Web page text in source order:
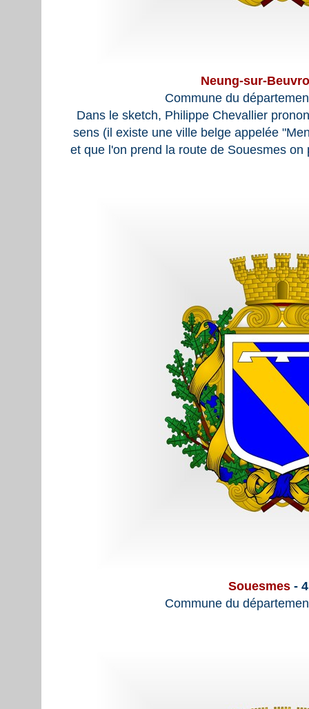
Neung-sur-
Commune du
Dans le sketch, Philippe Chevallier
sens (il existe une ville belge appelée
et que l'on prend la route de Souesmes
Souesmes -
Commune du